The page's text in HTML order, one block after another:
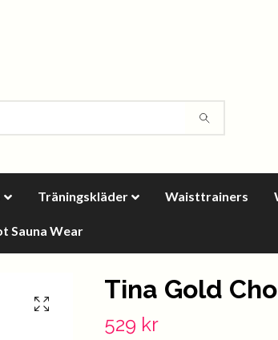
Träningskläder Waisttrainers
Sauna Wear
Tina Gold
529 kr